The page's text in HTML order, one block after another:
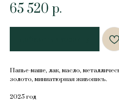
65 520 р.
Папье-маше, лак, масло,
золото, миниатюрная живопись.
2025 год